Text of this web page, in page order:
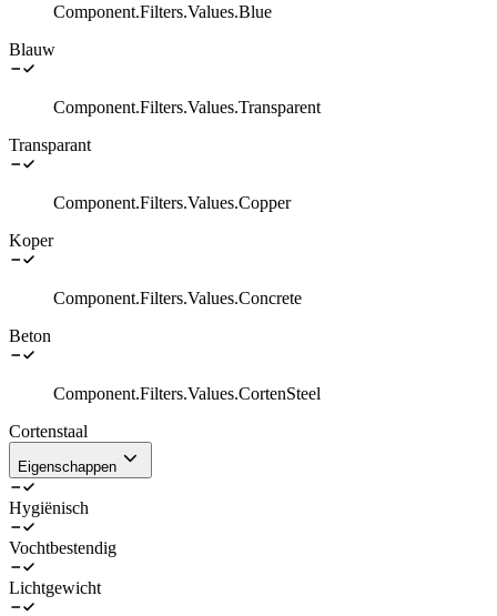
Component.Filters.Values.Blue
Blauw
Component.Filters.Values.Transparent
Transparant
Component.Filters.Values.Copper
Koper
Component.Filters.Values.Concrete
Beton
Component.Filters.Values.CortenSteel
Cortenstaal
Eigenschappen
Hygiënisch
Vochtbestendig
Lichtgewicht